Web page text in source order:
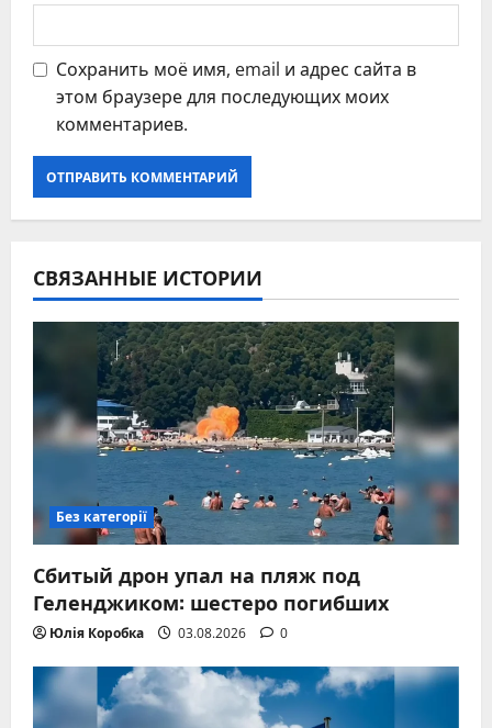
Сохранить моё имя, email и адрес сайта в
этом браузере для последующих моих
комментариев.
СВЯЗАННЫЕ ИСТОРИИ
Без категорії
Сбитый дрон упал на пляж под
Геленджиком: шестеро погибших
Юлія Коробка 03.08.2026 0